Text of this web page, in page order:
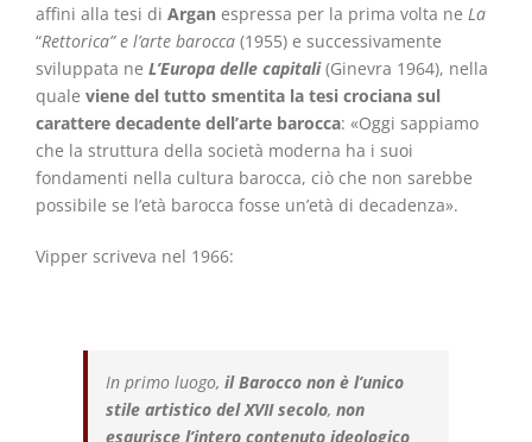
affini alla tesi di Argan espressa per la prima volta ne La
“Rettorica” e l’arte barocca (1955) e successivamente
sviluppata ne L’Europa delle capitali (Ginevra 1964), nella
quale viene del tutto smentita la tesi crociana sul
carattere decadente dell’arte barocca: «Oggi sappiamo
che la struttura della società moderna ha i suoi
fondamenti nella cultura barocca, ciò che non sarebbe
possibile se l’età barocca fosse un’età di decadenza».
Vipper scriveva nel 1966:
In primo luogo, il Barocco non è l’unico
stile artistico del XVII secolo, non
esaurisce l’intero contenuto ideologico